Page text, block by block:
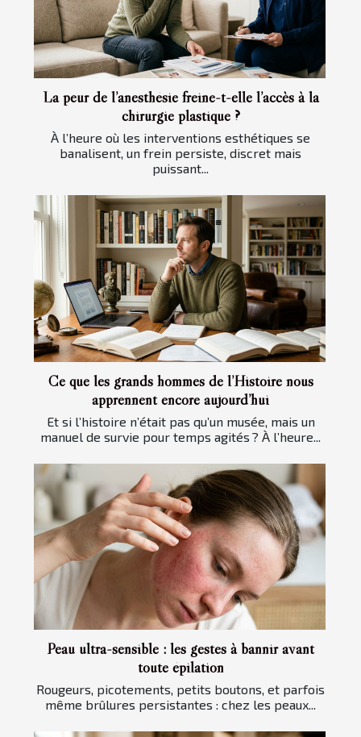
La peur de l’anesthésie freine-t-elle l’accès à la
chirurgie plastique ?
À l’heure où les interventions esthétiques se
banalisent, un frein persiste, discret mais
puissant...
Ce que les grands hommes de l’Histoire nous
apprennent encore aujourd’hui
Et si l’histoire n’était pas qu’un musée, mais un
manuel de survie pour temps agités ? À l’heure...
Peau ultra-sensible : les gestes à bannir avant
toute épilation
Rougeurs, picotements, petits boutons, et parfois
même brûlures persistantes : chez les peaux...